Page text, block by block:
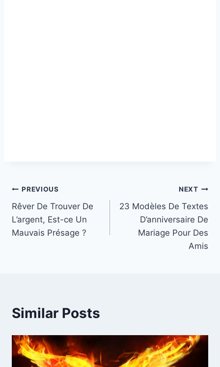
Post
navigation
PREVIOUS
Rêver De Trouver De
L’argent, Est-ce Un
Mauvais Présage ?
NEXT
23 Modèles De Textes
D’anniversaire De
Mariage Pour Des
Amis
Similar Posts